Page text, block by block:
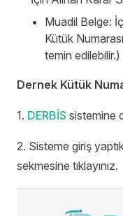
Muadil Belge:
Kütük
temin edilebilir.)
Dernek Kütük
1. DERBİS sistemine
2. Sisteme giriş
sekmesine tıklayınız.